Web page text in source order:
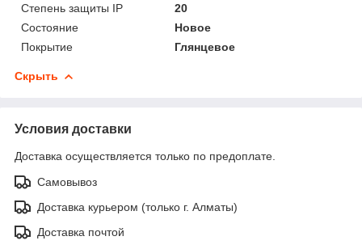
Степень защиты IP
20
Состояние
Новое
Покрытие
Глянцевое
Скрыть
Условия доставки
Доставка осуществляется только по предоплате.
Самовывоз
Доставка курьером (только г. Алматы)
Доставка почтой